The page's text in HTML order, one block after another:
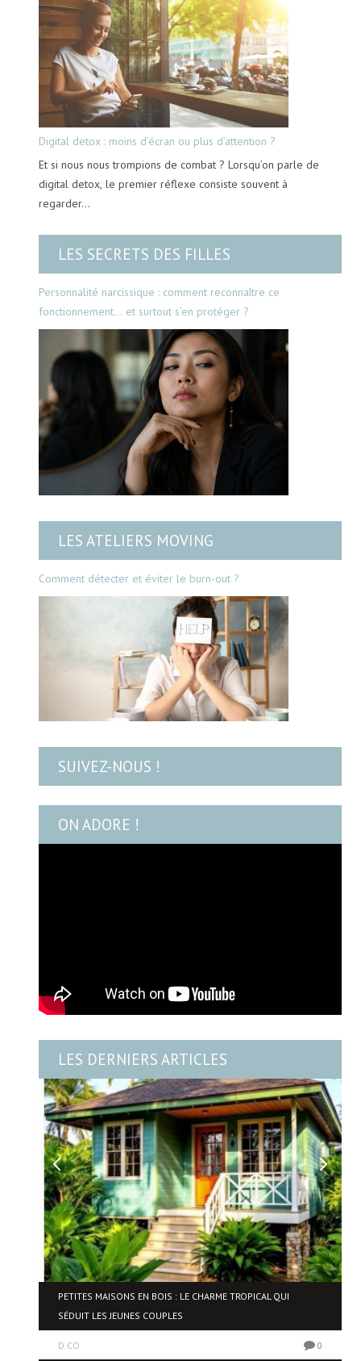
Digital detox : moins d’écran ou plus d’attention ?
Et si nous nous trompions de combat ? Lorsqu’on parle de
digital detox, le premier réflexe consiste souvent à
regarder…
LES SECRETS DES FILLES
Personnalité narcissique : comment reconnaître ce
fonctionnement… et surtout s’en protéger ?
LES ATELIERS MOVING
Comment détecter et éviter le burn-out ?
SUIVEZ-NOUS !
ON ADORE !
LES DERNIERS ARTICLES
PETITES MAISONS EN BOIS : LE CHARME TROPICAL QUI
SÉDUIT LES JEUNES COUPLES
D.CO 0